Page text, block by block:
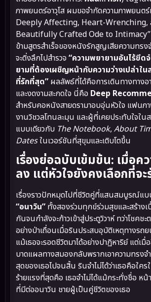
ภาพยนตร์อาวุโส ผมขอจำกัดความภาพยนตร์
Deeply Affecting, Heart-Wrenching,
Beautifully Crafted Ode to Intimacy”
ข้ามสูตรสำเร็จของหนังรักสูญเสียความทรง
จะดิ่งลึกไปสำรวจ “ความพยายามอันไร้ขี
ยามที่ต้องเผชิญหน้ากับความว่างเปล่าใ
ที่รักที่สุด” ผลลัพธ์ที่ได้คือการเดินทางทาง
และงดงามสะกดใจ นี่คือ Deep
สำหรับคอหนังสายดรามาอบอุ่นหัวใจ แฟน
งานวิชวลโทนละมุน และผู้ที่เคยประทับใจใน
แบบเดียวกับ The Notebook, About
Datesในเวอร์ชันที่สุขุมและเติบโตขึ้น
เรื่องย่อฉบับเข้มข้น: เมื่อค
ลง แต่หัวใจยังคงเลือกที่จะ
เรื่องราวปักหมุดไปที่ชีวิตคู่ที่แสนสมบูรณ์แ
“อนาวิน” ทั้งสองร่วมทุกข์ร่วมสุขและสร้างเ
กันจนกำลังจะก้าวเข้าสู่ประตูวิวาห์ ทว่าโชคช
อย่างป่าเถื่อนเมื่อรินประสบอุบัติเหตุทางรถ
แม้เธอจะรอดชีวิตมาได้อย่างปาฏิหาริย์ แต่เ
บาดแผลทางสมองกลับพรากเอาความทรง
สุดของเธอไปจนสิ้น รินจำไม่ได้ว่าเธอคือใค
ร้ายแรงที่สุดคือ เธอจำไม่ได้แม้กระทั่งชื่อ หน้
ที่มีต่ออนาวิน ชายผู้เป็นคู่ชีวิตของเธอ